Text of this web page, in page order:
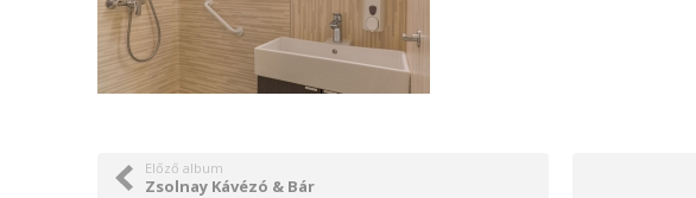
Előző album
Zsolnay Kávézó & Bár